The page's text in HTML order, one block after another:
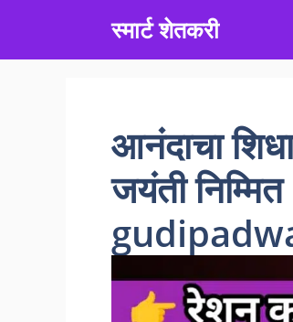
content
स्मार्ट शेतकरी
आनंदाचा
जयंती